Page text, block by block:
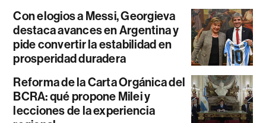
Con elogios a Messi, Georgieva
destaca avances en Argentina y
pide convertir la estabilidad en
prosperidad duradera
Reforma de la Carta Orgánica del
BCRA: qué propone Milei y
lecciones de la experiencia